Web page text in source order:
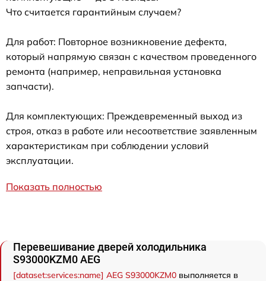
Что считается гарантийным случаем?
Для работ: Повторное возникновение дефекта,
который напрямую связан с качеством проведенного
ремонта (например, неправильная установка
запчасти).
Для комплектующих: Преждевременный выход из
строя, отказ в работе или несоответствие заявленным
характеристикам при соблюдении условий
эксплуатации.
Показать полностью
Перевешивание дверей холодильника
S93000KZM0 AEG
[dataset:services:name] AEG S93000KZM0 выполняется в